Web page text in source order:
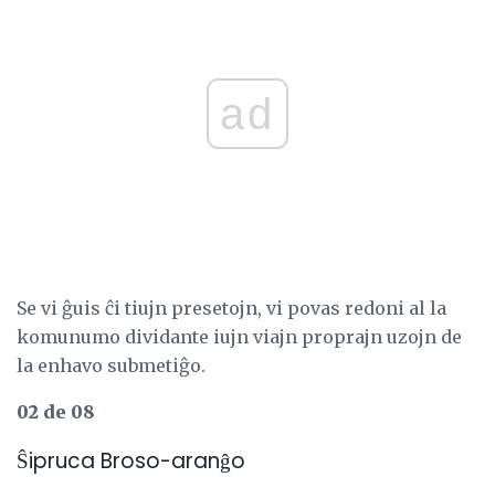
ad
Se vi ĝuis ĉi tiujn presetojn, vi povas redoni al la
komunumo dividante iujn viajn proprajn uzojn de
la enhavo submetiĝo.
02 de 08
Ŝipruca Broso-aranĝo